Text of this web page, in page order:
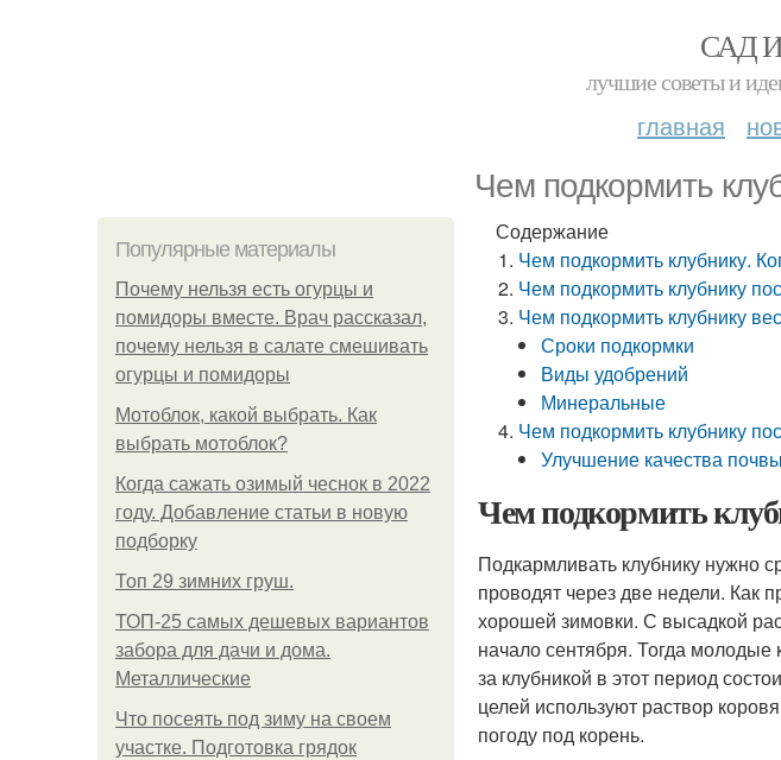
САД
лучшие советы и
главная
Чем подкормить
Популярные материалы
Почему нельзя есть огурцы и
помидоры вместе. Врач рассказал,
почему нельзя в салате смешивать
огурцы и помидоры
Мотоблок, какой выбрать. Как
выбрать мотоблок?
Когда сажать озимый чеснок в 2022
году. Добавление статьи в новую
подборку
Топ 29 зимних груш.
ТОП-25 самых дешевых вариантов
забора для дачи и дома.
Металлические
Что посеять под зиму на своем
участке. Подготовка грядок
Содержание
Чем подкормить клубнику.
Чем подкормить клубнику
Чем подкормить клубнику
Сроки подкормки
Виды удобрений
Минеральные
Чем подкормить клубнику
Улучшение качества
Чем подкормить
Подкармливать клубнику нужно
проводят через две недели. Как
хорошей зимовки. С высадкой
начало сентября. Тогда молодые
за клубникой в этот период
целей используют раствор
погоду под корень.